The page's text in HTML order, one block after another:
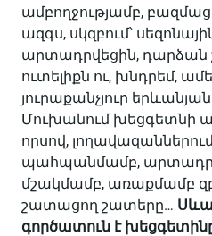
ամբողջությամբ,
ազգս, սկզբում՝
արտադրվեցին, դարձան
ուտելիքն ու, խնդրեմ,
յուրաքանչյուր
Մուխանում խեցգետնի
որսով,
պահպանմամբ,
մշակմամբ, առաքմամբ
շատացող շատերը…
գործատուն է